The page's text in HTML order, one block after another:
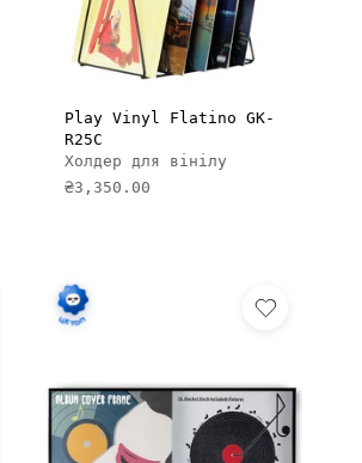
ДОДАТИ В КОШИК
Play Vinyl Flatino GK-
R25C
Холдер для вінілу
₴3,350.00